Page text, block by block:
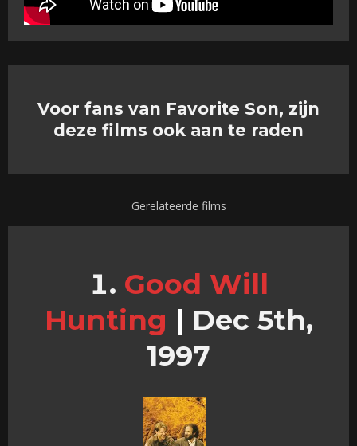
Voor fans van Favorite Son, zijn
deze films ook aan te raden
Gerelateerde films
Good Will
Hunting | Dec 5th,
1997